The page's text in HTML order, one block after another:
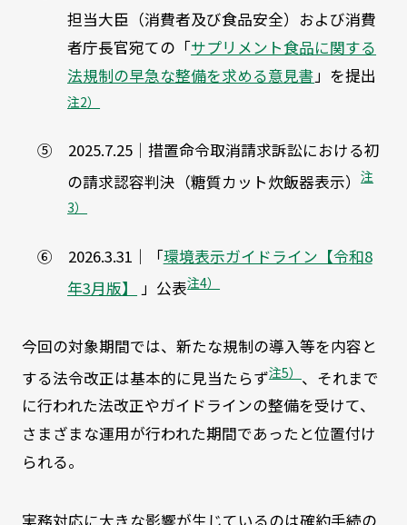
担当大臣（消費者及び食品安全）および消費
者庁長官宛ての「サプリメント食品に関する
法規制の早急な整備を求める意見書 」を提出
注2）
⑤ 2025.7.25｜措置命令取消請求訴訟における初
の請求認容判決（糖質カット炊飯器表示）注
3）
⑥ 2026.3.31｜「環境表示ガイドライン【令和8
年3月版】
」公表注4）
今回の対象期間では、新たな規制の導入等を内容と
する法令改正は基本的に見当たらず注5） 、それまで
に行われた法改正やガイドラインの整備を受けて、
さまざまな運用が行われた期間であったと位置付け
られる。
実務対応に大きな影響が生じているのは確約手続の